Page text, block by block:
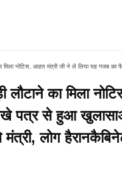
लौटाने का मिला
पत्र से हुआ
मंत्री, लोग